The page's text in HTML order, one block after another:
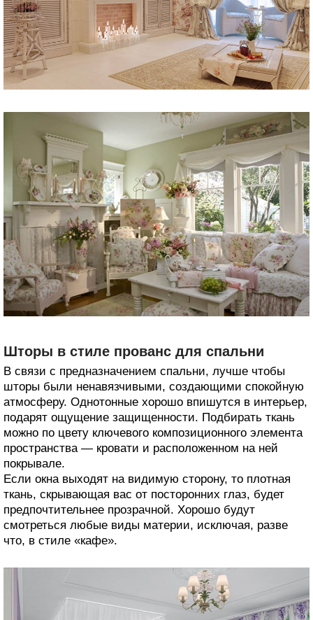
Шторы в стиле прованс для спальни
В связи с предназначением спальни, лучше чтобы
шторы были ненавязчивыми, создающими спокойную
атмосферу. Однотонные хорошо впишутся в интерьер,
подарят ощущение защищенности. Подбирать ткань
можно по цвету ключевого композиционного элемента
пространства — кровати и расположенном на ней
покрывале.
Если окна выходят на видимую сторону, то плотная
ткань, скрывающая вас от посторонних глаз, будет
предпочтительнее прозрачной. Хорошо будут
смотреться любые виды материи, исключая, разве
что, в стиле «кафе».